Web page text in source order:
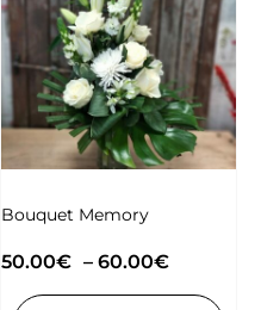
Bouquet Memory
50.00€ – 60.00€